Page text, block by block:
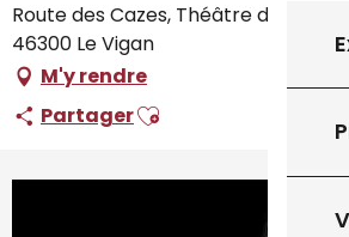
Route des Cazes, Théâtre d'Aymare,
46300 Le Vigan
M'y rendre
PartagerAjouter aux favoris